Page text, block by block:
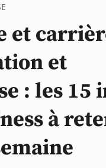
et
et
: les 15
à